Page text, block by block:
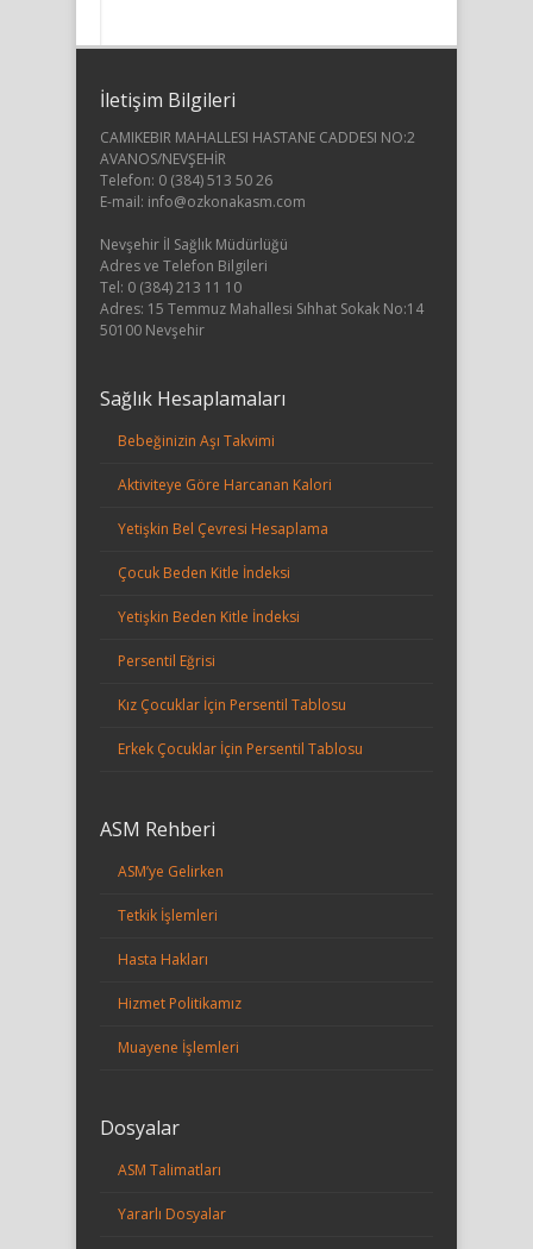
İletişim Bilgileri
CAMIKEBIR MAHALLESI HASTANE CADDESI NO:2
AVANOS/NEVŞEHİR
Telefon: 0 (384) 513 50 26
E-mail: info@ozkonakasm.com
Nevşehir İl Sağlık Müdürlüğü
Adres ve Telefon Bilgileri
Tel: 0 (384) 213 11 10
Adres: 15 Temmuz Mahallesi Sıhhat Sokak No:14
50100 Nevşehir
Sağlık Hesaplamaları
Bebeğinizin Aşı Takvimi
Aktiviteye Göre Harcanan Kalori
Yetişkin Bel Çevresi Hesaplama
Çocuk Beden Kitle İndeksi
Yetişkin Beden Kitle İndeksi
Persentil Eğrisi
Kız Çocuklar İçin Persentil Tablosu
Erkek Çocuklar İçin Persentil Tablosu
ASM Rehberi
ASM’ye Gelirken
Tetkik İşlemleri
Hasta Hakları
Hizmet Politikamız
Muayene İşlemleri
Dosyalar
ASM Talimatları
Yararlı Dosyalar